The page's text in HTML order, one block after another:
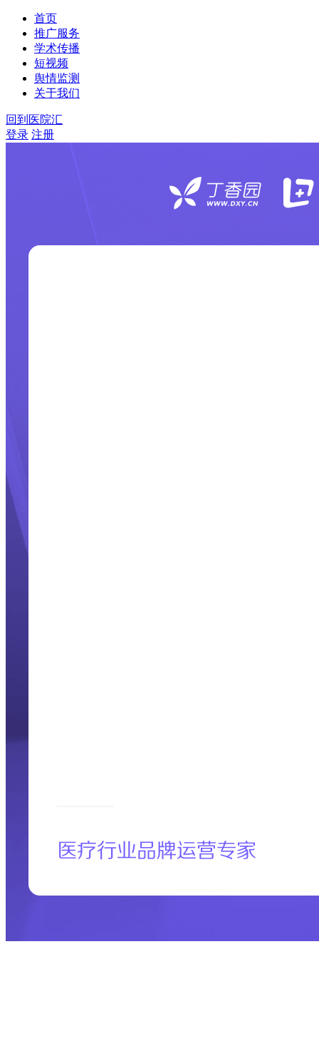
首页
推广服务
学术传播
短视频
舆情监测
关于我们
回到医院汇
登录 注册